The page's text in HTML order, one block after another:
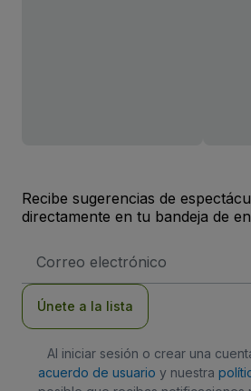
Recibe sugerencias de
directamente en tu bandeja de
de
Únete a la lista
Al iniciar sesión o crear una
acuerdo de usuario y nuestra